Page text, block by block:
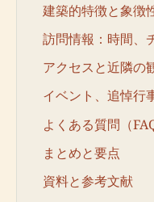
建築的特徴と象徴
訪問情報：時間、
アクセスと近隣の
イベント、追悼行
よくある質問（
まとめと要点
資料と参考文献